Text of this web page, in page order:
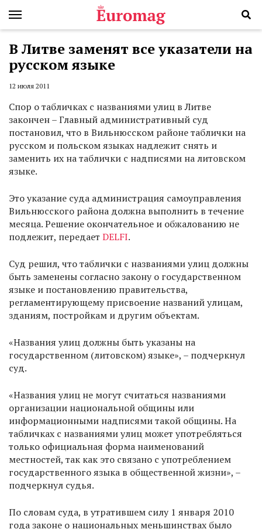
В Литве заменят все указатели на
русском языке
12 июля 2011
Спор о табличках с названиями улиц в Литве
закончен – Главный административный суд
постановил, что в Вильнюсском районе таблички на
русском и польском языках надлежит снять и
заменить их на таблички с надписями на литовском
языке.
Это указание суда администрация самоуправления
Вильнюсского района должна выполнить в течение
месяца. Решение окончательное и обжалованию не
подлежит, передает DELFI.
Суд решил, что таблички с названиями улиц должны
быть заменены согласно закону о государственном
языке и постановлению правительства,
регламентирующему присвоение названий улицам,
зданиям, постройкам и другим объектам.
«Названия улиц должны быть указаны на
государственном (литовском) языке», – подчеркнул
суд.
«Названия улиц не могут считаться названиями
организации национальной общины или
информационными надписями такой общины. На
табличках с названиями улиц может употребляться
только официальная форма наименований
местностей, так как это связано с употреблением
государственного языка в общественной жизни», –
подчеркнул судья.
По словам суда, в утратившем силу 1 января 2010
года законе о национальных меньшинствах было